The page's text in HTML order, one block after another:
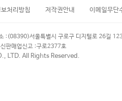
처리방침 저작권안내 이메일무단
: (08390)서울특별시 구로구 디지털로 26길
판매업신고 :구로2377호
LTD. All Rights Reserved.